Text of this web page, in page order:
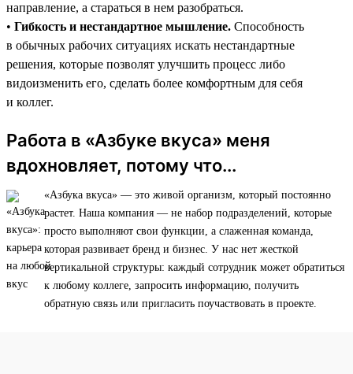
направление, а стараться в нем разобраться.
• Гибкость и нестандартное мышление. Способность
в обычных рабочих ситуациях искать нестандартные
решения, которые позволят улучшить процесс либо
видоизменить его, сделать более комфортным для себя
и коллег.
Работа в «Азбуке вкуса» меня
вдохновляет, потому что...
«Азбука вкуса» — это живой организм, который постоянно
растет. Наша компания — не набор подразделений, которые
просто выполняют свои функции, а слаженная команда,
которая развивает бренд и бизнес. У нас нет жесткой
вертикальной структуры: каждый сотрудник может обратиться
к любому коллеге, запросить информацию, получить
обратную связь или пригласить поучаствовать в проекте.